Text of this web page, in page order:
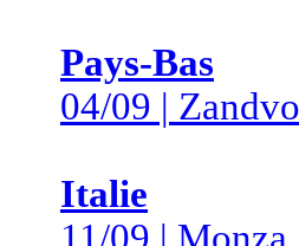
Pays-Bas
04/09 |
Italie